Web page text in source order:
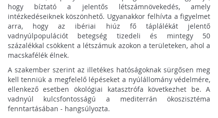
hogy bíztató a jelentős létszámnövekedés, amely
intézkedéseiknek köszönhető. Ugyanakkor felhívta a figyelmet
arra, hogy az ibériai hiúz fő táplálékát jelentő
vadnyúlpopulációt betegség tizedeli és mintegy 50
százalékkal csökkent a létszámuk azokon a területeken, ahol a
macskafélék élnek.
A szakember szerint az illetékes hatóságoknak sürgősen meg
kell tenniük a megfelelő lépéseket a nyúlállomány védelmére,
ellenkező esetben ökológiai katasztrófa következhet be. A
vadnyúl kulcsfontosságú a mediterrán ökoszisztéma
fenntartásában - hangsúlyozta.